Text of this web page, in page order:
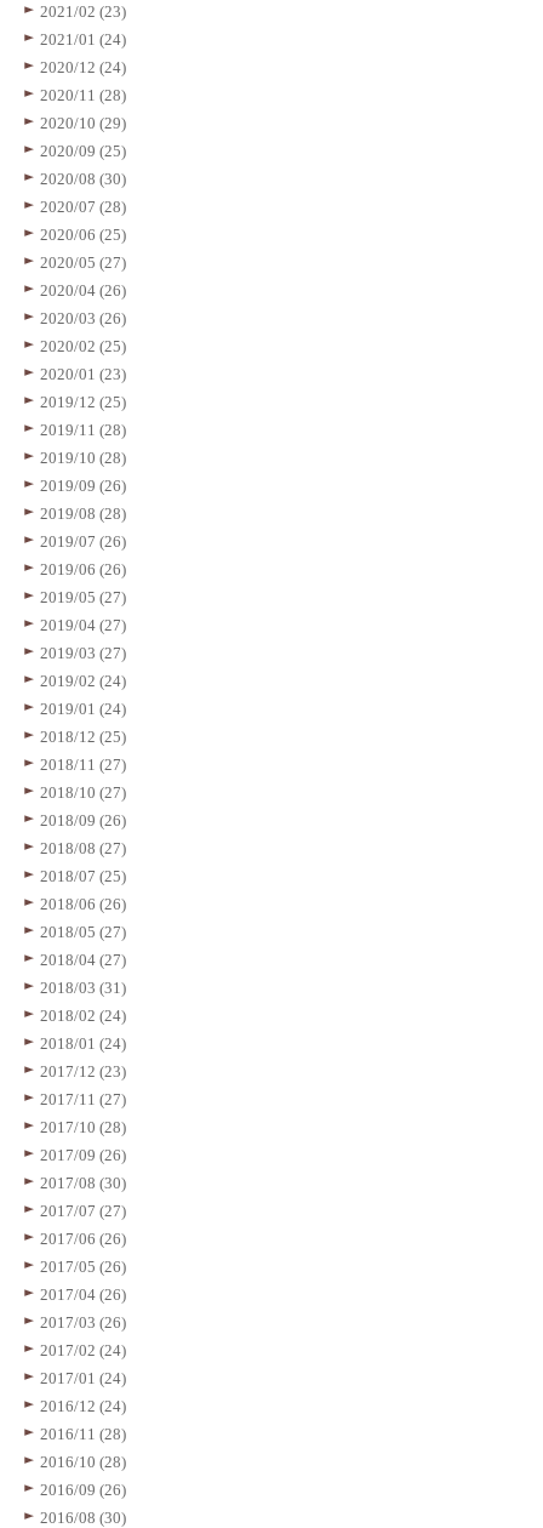
2021/02 (23)
2021/01 (24)
2020/12 (24)
2020/11 (28)
2020/10 (29)
2020/09 (25)
2020/08 (30)
2020/07 (28)
2020/06 (25)
2020/05 (27)
2020/04 (26)
2020/03 (26)
2020/02 (25)
2020/01 (23)
2019/12 (25)
2019/11 (28)
2019/10 (28)
2019/09 (26)
2019/08 (28)
2019/07 (26)
2019/06 (26)
2019/05 (27)
2019/04 (27)
2019/03 (27)
2019/02 (24)
2019/01 (24)
2018/12 (25)
2018/11 (27)
2018/10 (27)
2018/09 (26)
2018/08 (27)
2018/07 (25)
2018/06 (26)
2018/05 (27)
2018/04 (27)
2018/03 (31)
2018/02 (24)
2018/01 (24)
2017/12 (23)
2017/11 (27)
2017/10 (28)
2017/09 (26)
2017/08 (30)
2017/07 (27)
2017/06 (26)
2017/05 (26)
2017/04 (26)
2017/03 (26)
2017/02 (24)
2017/01 (24)
2016/12 (24)
2016/11 (28)
2016/10 (28)
2016/09 (26)
2016/08 (30)